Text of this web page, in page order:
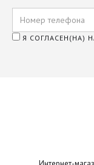
Я СОГЛАСЕН(НА)